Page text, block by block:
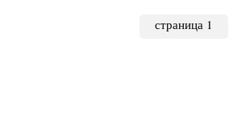
страница 1